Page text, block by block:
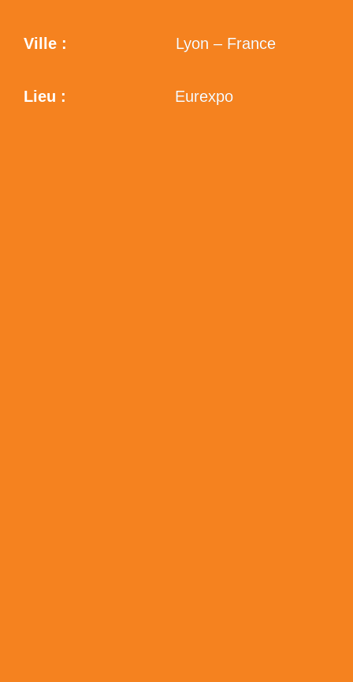
Ville : Lyon – France
Lieu : Eurexpo